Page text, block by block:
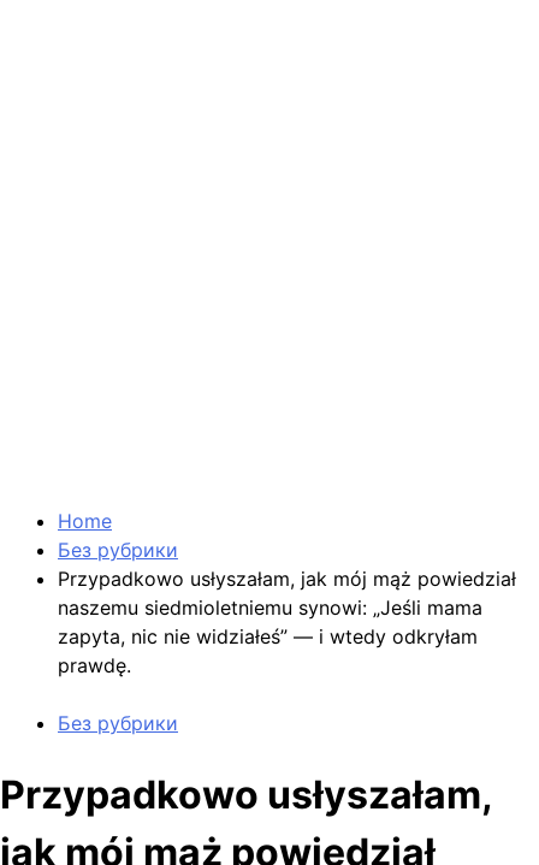
Home
Без рубрики
Przypadkowo usłyszałam, jak mój mąż powiedział
naszemu siedmioletniemu synowi: „Jeśli mama
zapyta, nic nie widziałeś” — i wtedy odkryłam
prawdę.
Без рубрики
Przypadkowo usłyszałam,
jak mój mąż powiedział